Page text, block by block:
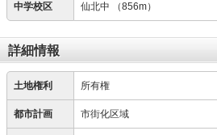
中学校区 仙北中 （856m）
詳細情報
土地権利 所有権
都市計画 市街化区域